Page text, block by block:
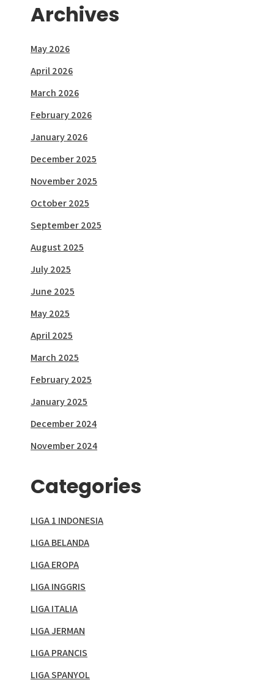
Archives
May 2026
April 2026
March 2026
February 2026
January 2026
December 2025
November 2025
October 2025
September 2025
August 2025
July 2025
June 2025
May 2025
April 2025
March 2025
February 2025
January 2025
December 2024
November 2024
Categories
LIGA 1 INDONESIA
LIGA BELANDA
LIGA EROPA
LIGA INGGRIS
LIGA ITALIA
LIGA JERMAN
LIGA PRANCIS
LIGA SPANYOL